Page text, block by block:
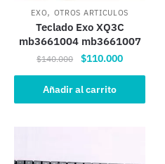
EXO, OTROS ARTICULOS
Teclado Exo XQ3C
mb3661004 mb3661007
$140.000
El
precio
original
era:
$110.000El
precio
es:
Añadir al carrito